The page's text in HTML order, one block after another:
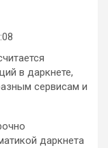
в даркнете,
сервисам и
даркнета